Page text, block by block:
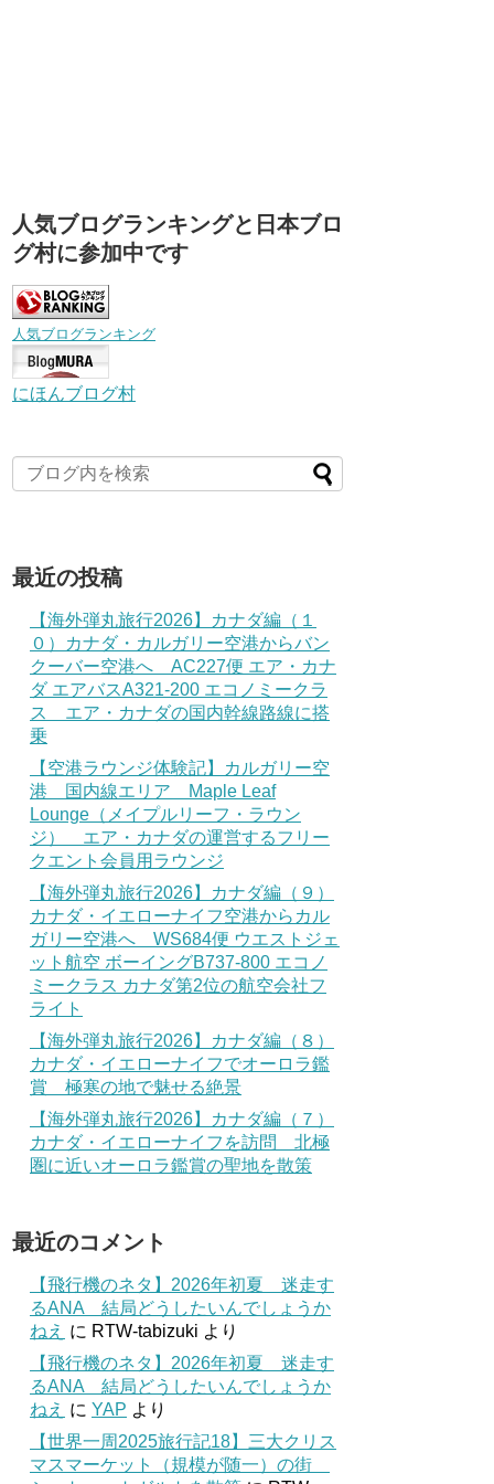
人気ブログランキングと日本ブロ
グ村に参加中です
人気ブログランキング
にほんブログ村
最近の投稿
【海外弾丸旅行2026】カナダ編（１
０）カナダ・カルガリー空港からバン
クーバー空港へ AC227便 エア・カナ
ダ エアバスA321-200 エコノミークラ
ス エア・カナダの国内幹線路線に搭
乗
【空港ラウンジ体験記】カルガリー空
港 国内線エリア Maple Leaf
Lounge（メイプルリーフ・ラウン
ジ） エア・カナダの運営するフリー
クエント会員用ラウンジ
【海外弾丸旅行2026】カナダ編（９）
カナダ・イエローナイフ空港からカル
ガリー空港へ WS684便 ウエストジェ
ット航空 ボーイングB737-800 エコノ
ミークラス カナダ第2位の航空会社フ
ライト
【海外弾丸旅行2026】カナダ編（８）
カナダ・イエローナイフでオーロラ鑑
賞 極寒の地で魅せる絶景
【海外弾丸旅行2026】カナダ編（７）
カナダ・イエローナイフを訪問 北極
圏に近いオーロラ鑑賞の聖地を散策
最近のコメント
【飛行機のネタ】2026年初夏 迷走す
るANA 結局どうしたいんでしょうか
ねえ に RTW-tabizuki より
【飛行機のネタ】2026年初夏 迷走す
るANA 結局どうしたいんでしょうか
ねえ に YAP より
【世界一周2025旅行記18】三大クリス
マスマーケット（規模が随一）の街